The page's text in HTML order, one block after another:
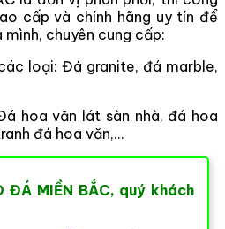
cấp và chính hãng uy tín để
chuyên cung cấp:
loại: Đá granite, đá marble,
hoa văn lát sàn nhà, đá hoa
đá hoa văn,…
ĐÁ MIỀN BẮC, quý khách